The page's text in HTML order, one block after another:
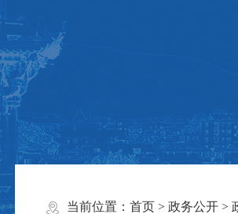
当前位置： 首页> 政务公开>